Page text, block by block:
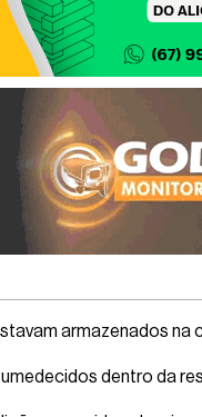
armazenados na
dentro da